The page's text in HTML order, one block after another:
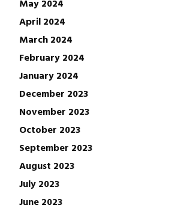
May 2024
April 2024
March 2024
February 2024
January 2024
December 2023
November 2023
October 2023
September 2023
August 2023
July 2023
June 2023